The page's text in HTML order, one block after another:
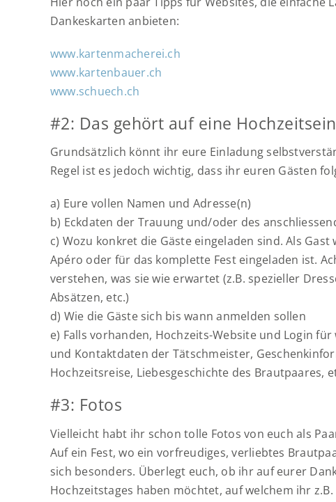
Dankeskarten anbieten:
www.kartenmacherei.ch
www.kartenbauer.ch
www.schuech.ch
#2: Das gehört auf eine
Grundsätzlich könnt ihr eure Einladung
Regel ist es jedoch wichtig, dass ihr euren Gästen
a) Eure vollen Namen und Adresse(n)
b) Eckdaten der Trauung und/oder des
c) Wozu konkret die Gäste eingeladen sind. Als
Apéro oder für das komplette Fest eingeladen ist.
verstehen, was sie wie erwartet (z.B. spezieller
Absätzen, etc.)
d) Wie die Gäste sich bis wann anmelden sollen
e) Falls vorhanden, Hochzeits-Website und Login
und Kontaktdaten der Tätschmeister,
Hochzeitsreise, Liebesgeschichte des Brautpaares,
#3: Fotos
Vielleicht habt ihr schon tolle Fotos von euch als
Auf ein Fest, wo ein vorfreudiges, verliebtes
sich besonders. Überlegt euch, ob ihr auf eurer
Hochzeitstages haben möchtet, auf welchem ihr